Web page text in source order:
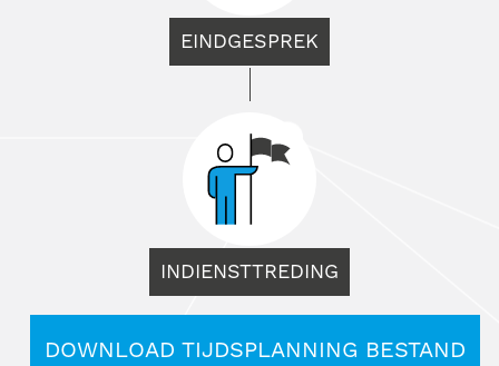
EINDGESPREK
INDIENSTTREDING
DOWNLOAD TIJDSPLANNING BESTAND